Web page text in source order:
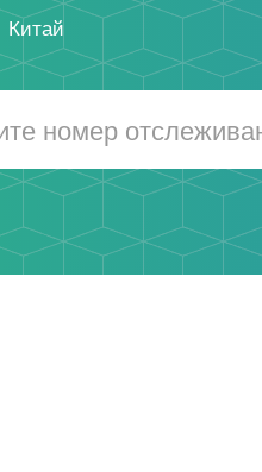
Китай